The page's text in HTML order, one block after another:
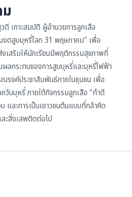
เกาะสมบัติ ผู้อำนวยการลูกเสือ
งดสูบบุหรี่โลก 31 พฤษภาคม” เพื่อ
เสริมให้นักเรียนมีพฤติกรรมสุขภาพที่
ผลกระทบของการสูบบุหรี่และบุหรี่ไฟฟ้า
รงค์ประชาสัมพันธ์ภายในชุมชน เพื่อ
ควันบุหรี่ภายใต้กิจกรรมลูกเสือ “ทำดี
และการเป็นเยาวชนต้นแบบที่กล้าคิด
ะสิ่งเสพติดต่อไป